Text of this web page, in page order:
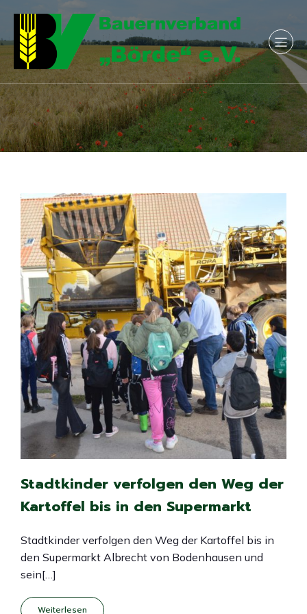
Stadtkinder verfolgen den Weg der
Kartoffel bis in den Supermarkt
Stadtkinder verfolgen den Weg der Kartoffel bis in
den Supermarkt Albrecht von Bodenhausen und
sein[…]
Weiterlesen